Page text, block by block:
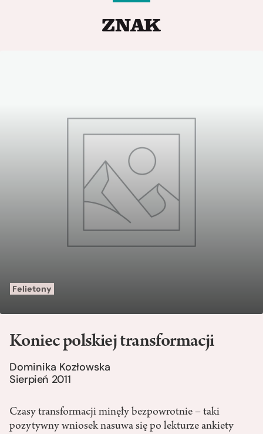
Felietony
Koniec polskiej transformacji
Dominika Kozłowska
Sierpień 2011
Czasy transformacji minęły bezpowrotnie – taki
pozytywny wniosek nasuwa się po lekturze ankiety